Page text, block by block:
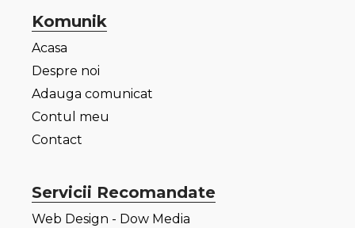
Komunik
Acasa
Despre noi
Adauga comunicat
Contul meu
Contact
Servicii Recomandate
Web Design - Dow Media